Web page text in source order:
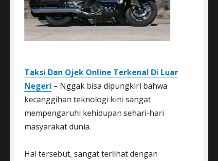
Taksi Dan Ojek Online Terkenal Di Luar
Negeri – Nggak bisa dipungkiri bahwa
kecanggihan teknologi kini sangat
mempengaruhi kehidupan sehari-hari
masyarakat dunia.
Hal tersebut, sangat terlihat dengan